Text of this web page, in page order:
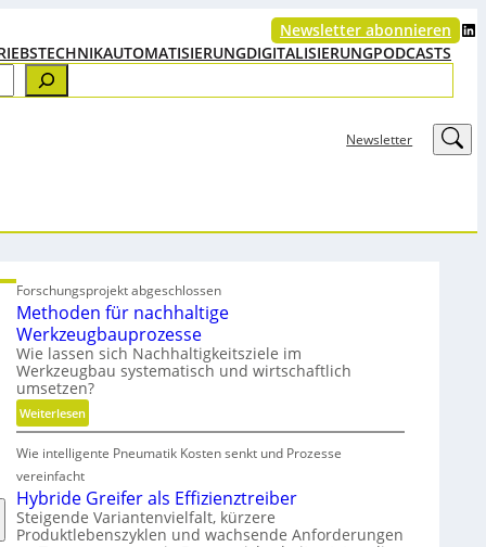
Newsletter abonnieren LinkedIn
AUTOMATISIERUNGDIGITALISIERUNGPODCASTS
Newsletter LinkedIn
Forschungsprojekt abgeschlossen
Methoden für nachhaltige
Werkzeugbauprozesse
Wie lassen sich Nachhaltigkeitsziele im
Werkzeugbau systematisch und wirtschaftlich
umsetzen?
Weiterlesen:
M
e
t
h
o
d
Wie intelligente Pneumatik Kosten senkt und Prozesse
vereinfacht
Hybride Greifer als Effizienztreiber
Steigende Variantenvielfalt, kürzere
Produktlebenszyklen und wachsende Anforderungen